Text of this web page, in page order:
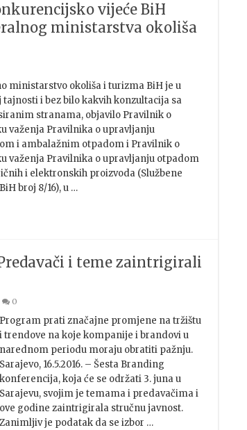
vijeće BiH
ministarstva okoliša
ministarstvo okoliša i turizma BiH je u
tajnosti i bez bilo kakvih konzultacija sa
stranama, objavilo Pravilnik o
važenja Pravilnika o upravljanju
i ambalažnim otpadom i Pravilnik o
važenja Pravilnika o upravljanju otpadom
i elektronskih proizvoda (Službene
broj 8/16), u …
Predavači i teme zaintrigirali
0
Program prati značajne promjene na tržištu
i trendove na koje kompanije i brandovi u
narednom periodu moraju obratiti pažnju.
Sarajevo, 16.5.2016. – Šesta Branding
konferencija, koja će se održati 3. juna u
Sarajevu, svojim je temama i predavačima i
ove godine zaintrigirala stručnu javnost.
Zanimljiv je podatak da se izbor …